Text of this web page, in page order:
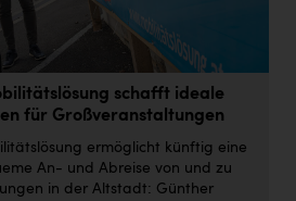
schafft ideale
für Großveranstaltungen
ermöglicht künftig eine
An- und Abreise von und zu
in der Altstadt: Günther